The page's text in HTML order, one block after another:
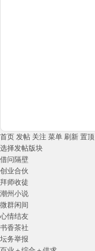
首页 发帖 关注 菜单 刷新 置顶
选择发帖版块
借问隔壁
创业合伙
拜师收徒
潮州小说
微群闲间
心情结友
书香茶社
坛务举报